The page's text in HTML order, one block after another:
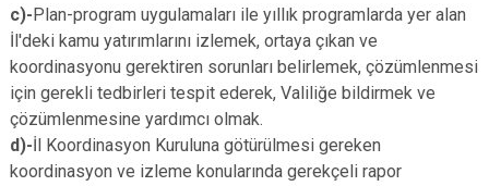
c)-Plan-program uygulamaları ile yıllık programlarda yer alan
İl'deki kamu yatırımlarını izlemek, ortaya çıkan ve
koordinasyonu gerektiren sorunları belirlemek, çözümlenmesi
için gerekli tedbirleri tespit ederek, Valiliğe bildirmek ve
çözümlenmesine yardımcı olmak.
d)-İl Koordinasyon Kuruluna götürülmesi gereken
koordinasyon ve izleme konularında gerekçeli rapor